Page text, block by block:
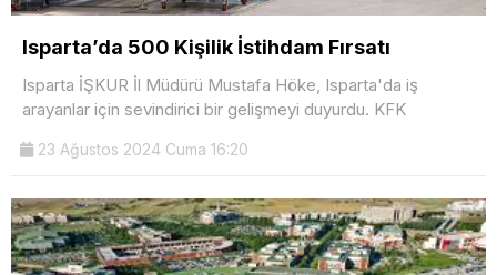
Isparta’da 500 Kişilik İstihdam Fırsatı
Isparta İŞKUR İl Müdürü Mustafa Höke, Isparta'da iş
arayanlar için sevindirici bir gelişmeyi duyurdu. KFK
23 Ağustos 2024 Cuma 16:20